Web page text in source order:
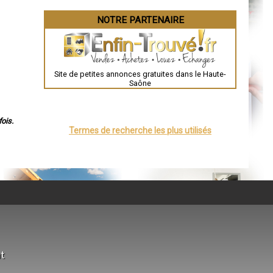
NOTRE PARTENAIRE
Site de petites annonces gratuites dans le Haute-
Saône
Termes de recherche les plus utilisés